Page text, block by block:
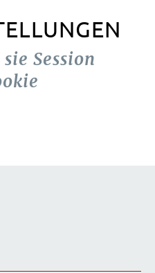
Session